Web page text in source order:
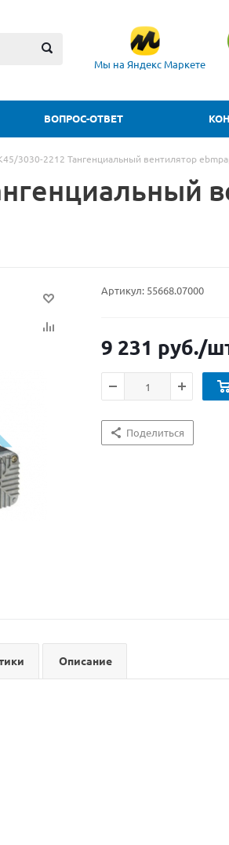
Мы на Яндекс Маркете
ВОПРОС-ОТВЕТ
3030-2212 Тангенциальный вентилятор
Артикул: 55668.07000
9 231 руб./
Поделиться
Описание